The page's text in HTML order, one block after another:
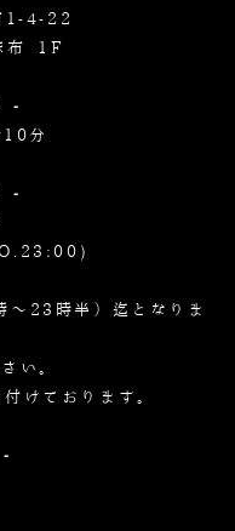
1-4-22
布 1F
-
分
-
～23時半）迄となりま
い。
けております。